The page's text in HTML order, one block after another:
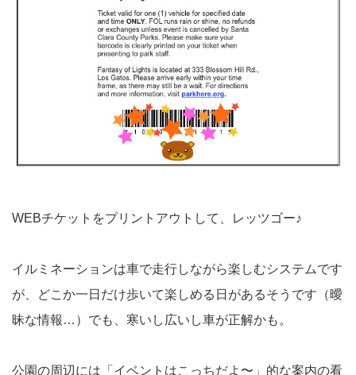
WEBチケットをプリントアウトして、レッツゴー♪
イルミネーションは車で走行しながら楽しむシステムです
が、どこか一日だけ歩いて楽しめる日があるそうです（曖
昧な情報…）でも、寒いし広いし車が正解かも。
公園の周辺には「イベントはこっちだよ〜」的な案内の看